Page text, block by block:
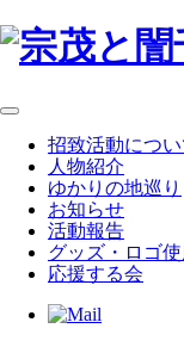
招致活動につい
人物紹介
ゆかりの地巡り
お知らせ
活動報告
グッズ・ロゴ使
応援する会